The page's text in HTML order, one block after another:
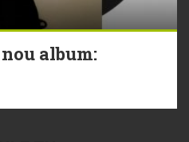
album: